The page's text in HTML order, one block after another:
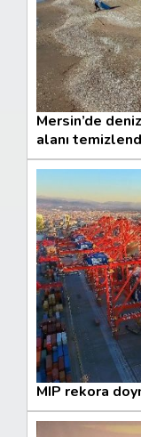
Mersin’de
alanı
MIP rekora